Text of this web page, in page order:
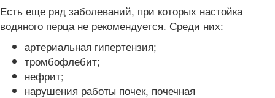
Есть еще ряд заболеваний, при которых настойка
водяного перца не рекомендуется. Среди них:
артериальная гипертензия;
тромбофлебит;
нефрит;
нарушения работы почек, почечная